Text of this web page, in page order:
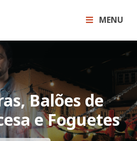
MENU
Balões de
e Foguetes